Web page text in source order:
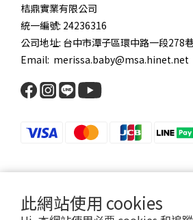
此網站使用 cookies
桔鼎實業有限公司
統一編號: 24236316
公司地址: 台中市潭子區環中路一段278
Email: merissa.baby@msa.hinet.net